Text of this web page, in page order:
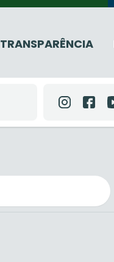
TRANSPARÊNCIA